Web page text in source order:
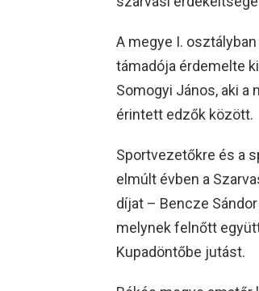
A megye I.
támadója érdemelte
Somogyi János, aki a
érintett edzők között.
Sportvezetőkre és a
elmúlt évben a
díjat – Bencze
melynek felnőtt
Kupadöntőbe jutást.